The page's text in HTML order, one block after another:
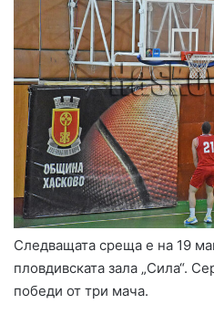
Следващата среща е на 19
пловдивската зала „Сила“.
победи от три мача.